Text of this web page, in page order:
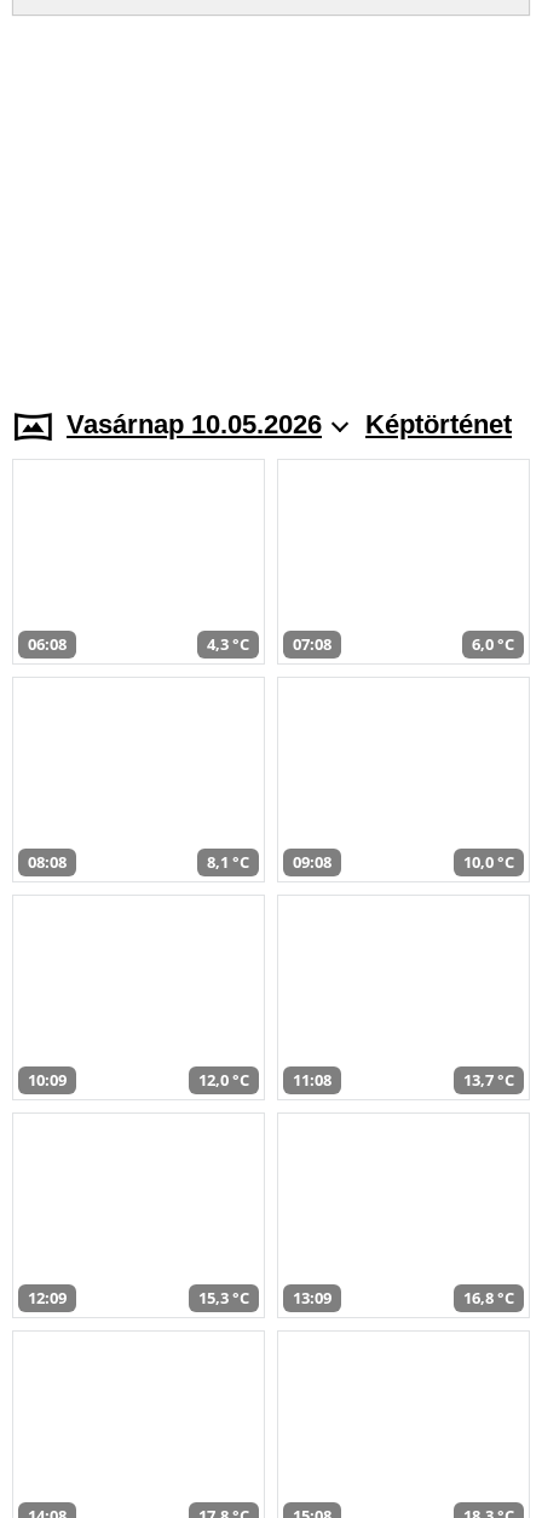
Vasárnap 10.05.2026 Képtörténet
06:08 4,3 °C 07:08 6,0 °C
08:08 8,1 °C 09:08 10,0 °C
10:09 12,0 °C 11:08 13,7 °C
12:09 15,3 °C 13:09 16,8 °C